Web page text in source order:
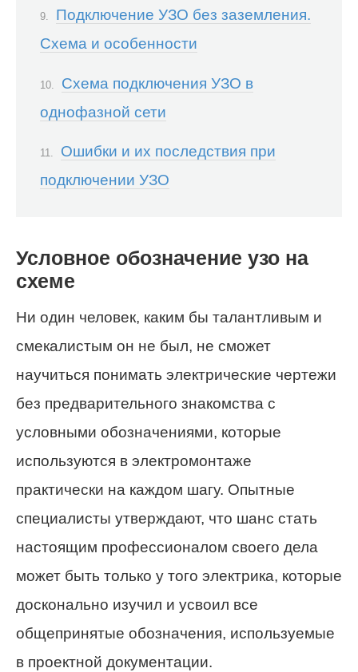
Подключение УЗО без заземления.
Схема и особенности
Схема подключения УЗО в
однофазной сети
Ошибки и их последствия при
подключении УЗО
Условное обозначение узо на
схеме
Ни один человек, каким бы талантливым и
смекалистым он не был, не сможет
научиться понимать электрические чертежи
без предварительного знакомства с
условными обозначениями, которые
используются в электромонтаже
практически на каждом шагу. Опытные
специалисты утверждают, что шанс стать
настоящим профессионалом своего дела
может быть только у того электрика, которые
досконально изучил и усвоил все
общепринятые обозначения, используемые
в проектной документации.